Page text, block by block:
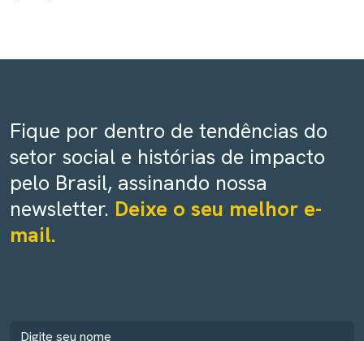
Fique por dentro de tendências do
setor social e histórias de impacto
pelo Brasil, assinando nossa
newsletter. Deixe o seu melhor e-
mail.